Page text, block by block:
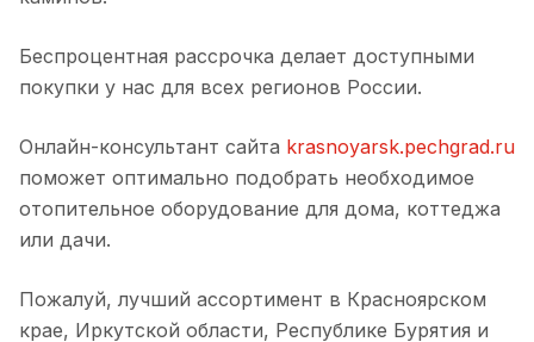
Беспроцентная рассрочка делает доступными
покупки у нас для всех регионов России.
Онлайн-консультант сайта krasnoyarsk.pechgrad.ru
поможет оптимально подобрать необходимое
отопительное оборудование для дома, коттеджа
или дачи.
Пожалуй, лучший ассортимент в Красноярском
крае, Иркутской области, Республике Бурятия и